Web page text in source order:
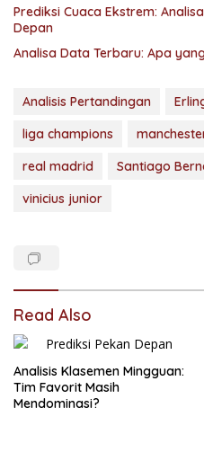
Prediksi Cuaca Ekstrem:
Depan
Analisa Data Terbaru: Apa
Analisis Pertandingan
liga champions
real madrid
Santiago
vinicius junior
Read Also
Analisis Klasemen Mingguan:
Tim Favorit Masih
Mendominasi?